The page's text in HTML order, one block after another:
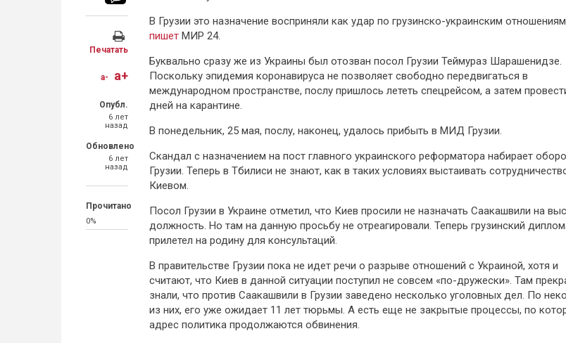
Печатать
a- a+
Опубл.
6 лет
назад
Обновлено
6 лет
назад
Прочитано
0%
В Грузии это назначение восприняли как удар по грузинско-украинским
пишет МИР 24.
Буквально сразу же из Украины был отозван посол Грузии Теймураз Шарашенидзе.
Поскольку эпидемия коронавируса не позволяет свободно передвигаться в
международном пространстве, послу пришлось лететь спецрейсом, а затем
дней на карантине.
В понедельник, 25 мая, послу, наконец, удалось прибыть в МИД Грузии.
Скандал с назначением на пост главного украинского реформатора набирает
Грузии. Теперь в Тбилиси не знают, как в таких условиях выстаивать
Киевом.
Посол Грузии в Украине отметил, что Киев просили не назначать Саакашвили на
должность. Но там на данную просьбу не отреагировали. Теперь грузинский
прилетел на родину для консультаций.
В правительстве Грузии пока не идет речи о разрыве отношений с Украиной, хотя и
считают, что Киев в данной ситуации поступил не совсем «по-дружески». Там
знали, что против Саакашвили в Грузии заведено несколько уголовных дел. По
из них, его уже ожидает 11 лет тюрьмы. А есть еще не закрытые процессы, по
адрес политика продолжаются обвинения.